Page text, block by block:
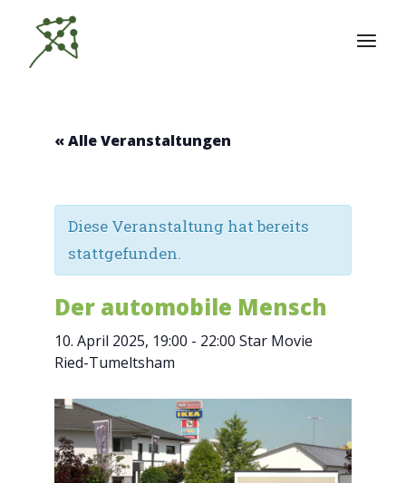
Inhalt
springen
« Alle Veranstaltungen
Diese Veranstaltung hat bereits
stattgefunden.
Der automobile Mensch
10. April 2025, 19:00 - 22:00 Star Movie
Ried-Tumeltsham